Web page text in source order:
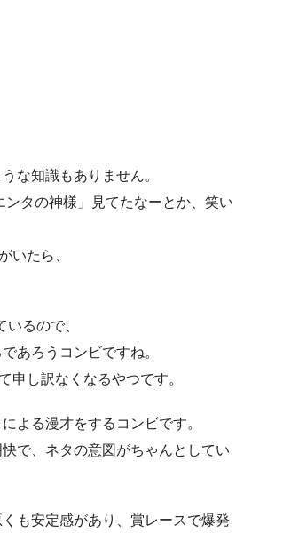
な知識もありません。
タの神様」見てたなーとか、笑い
いたら、
るので、
あろうコンビですね。
申し訳なくなるやつです。
よる漫才をするコンビです。
で、ネタの意図がちゃんとしてい
も安定感があり、賞レースで爆発